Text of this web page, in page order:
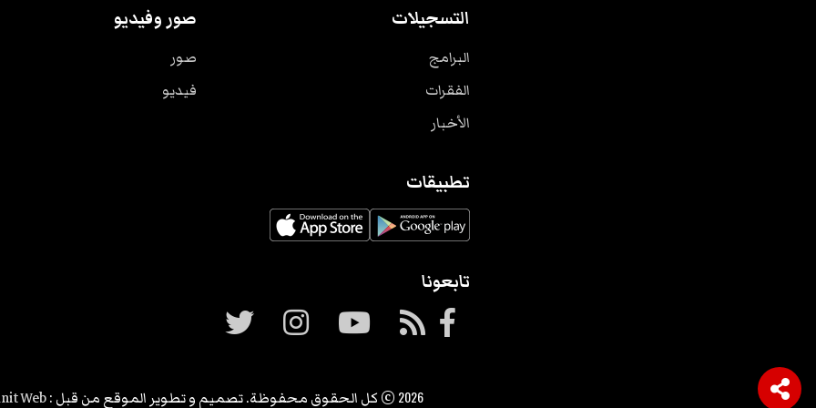
التسجيلات
البرامج
الفقرات
الأخبار
صور وفيديو
صور
فيديو
تطبيقات
تابعونا
2026 © كل الحقوق محفوظة. تصميم و تطوير الموقع من قبل :Web